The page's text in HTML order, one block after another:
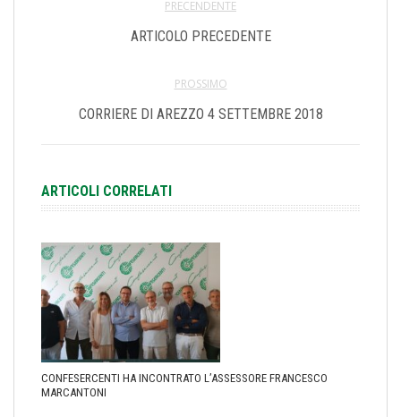
PRECENDENTE
ARTICOLO PRECEDENTE
PROSSIMO
CORRIERE DI AREZZO 4 SETTEMBRE 2018
ARTICOLI CORRELATI
CONFESERCENTI HA INCONTRATO L’ASSESSORE FRANCESCO
MARCANTONI